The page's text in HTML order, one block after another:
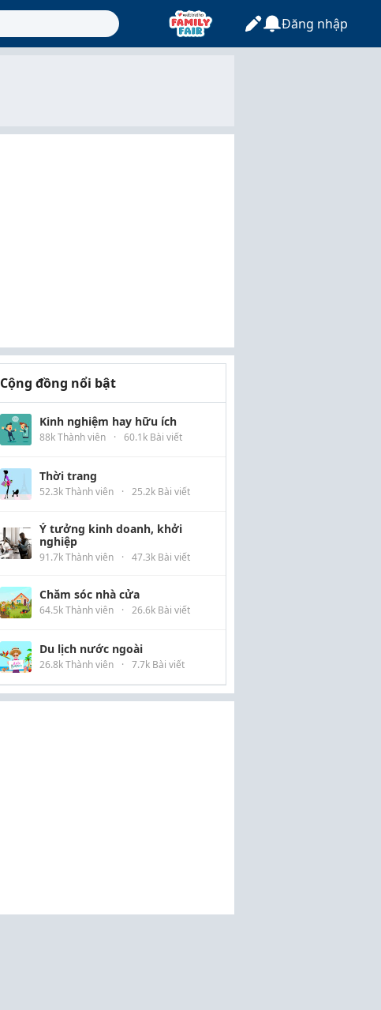
Đăng nhập
Cộng đồng nổi bật
Kinh nghiệm hay hữu ích
88k Thành viên · 60.1k Bài viết
Thời trang
52.3k Thành viên · 25.2k Bài viết
Ý tưởng kinh doanh, khởi
nghiệp
91.7k Thành viên · 47.3k Bài viết
Chăm sóc nhà cửa
64.5k Thành viên · 26.6k Bài viết
Du lịch nước ngoài
26.8k Thành viên · 7.7k Bài viết